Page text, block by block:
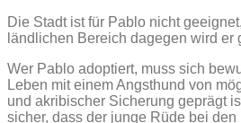
Die Stadt ist für Pablo nicht
ländlichen Bereich dagegen wird er
Wer Pablo adoptiert, muss sich
Leben mit einem Angsthund von
und akribischer Sicherung geprägt
sicher, dass der junge Rüde bei